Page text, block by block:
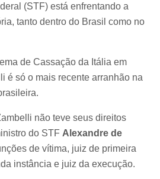
(STF) está enfrentando a
tanto dentro do Brasil como no
de Cassação da Itália em
é só o mais recente arranhão na
não teve seus direitos
do STF Alexandre de
de vítima, juiz de primeira
instância e juiz da execução.